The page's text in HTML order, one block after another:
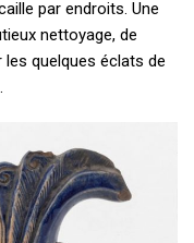
par endroits. Une
nettoyage, de
quelques éclats de